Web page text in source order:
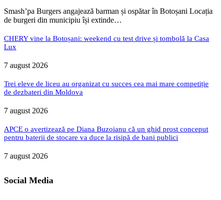
Smash’pa Burgers angajează barman și ospătar în Botoșani Locația
de burgeri din municipiu își extinde…
CHERY vine la Botoșani: weekend cu test drive și tombolă la Casa
Lux
7 august 2026
Trei eleve de liceu au organizat cu succes cea mai mare competiție
de dezbateri din Moldova
7 august 2026
APCE o avertizează pe Diana Buzoianu că un ghid prost conceput
pentru baterii de stocare va duce la risipă de bani publici
7 august 2026
Social Media